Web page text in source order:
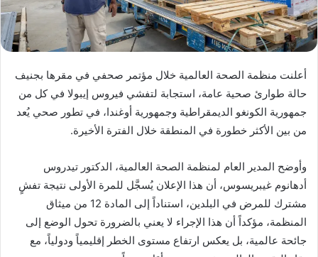
أعلنت منظمة الصحة العالمية خلال مؤتمر صحفي في مقرها بجنيف
حالة طوارئ صحية عامة، استجابة لتفشي فيروس إيبولا في كل من
جمهورية الكونغو الديمقراطية وجمهورية أوغندا، في تطور صحي يُعد
من بين الأكثر خطورة في المنطقة خلال الفترة الأخيرة.
وأوضح المدير العام لمنظمة الصحة العالمية، الدكتور تيدروس
أدهانوم غيبريسوس، أن هذا الإعلان يُسجَّل للمرة الأولى نتيجة تفشٍ
مشترك للمرض في البلدين، استناداً إلى المادة 12 من ميثاق
المنظمة، مؤكداً أن هذا الإجراء لا يعني بالضرورة تحول الوضع إلى
جائحة عالمية، بل يعكس ارتفاع مستوى الخطر إقليمياً ودولياً، مع